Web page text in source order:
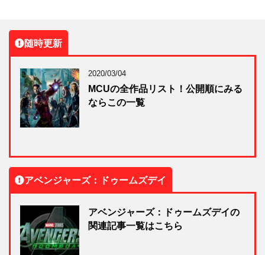
随時更新
2020/03/04
MCUの全作品リスト！公開順にみる
ならこの一覧
アベンジャーズ：ドゥームズデイ
アベンジャーズ：ドゥームズデイの
関連記事一覧はこちら